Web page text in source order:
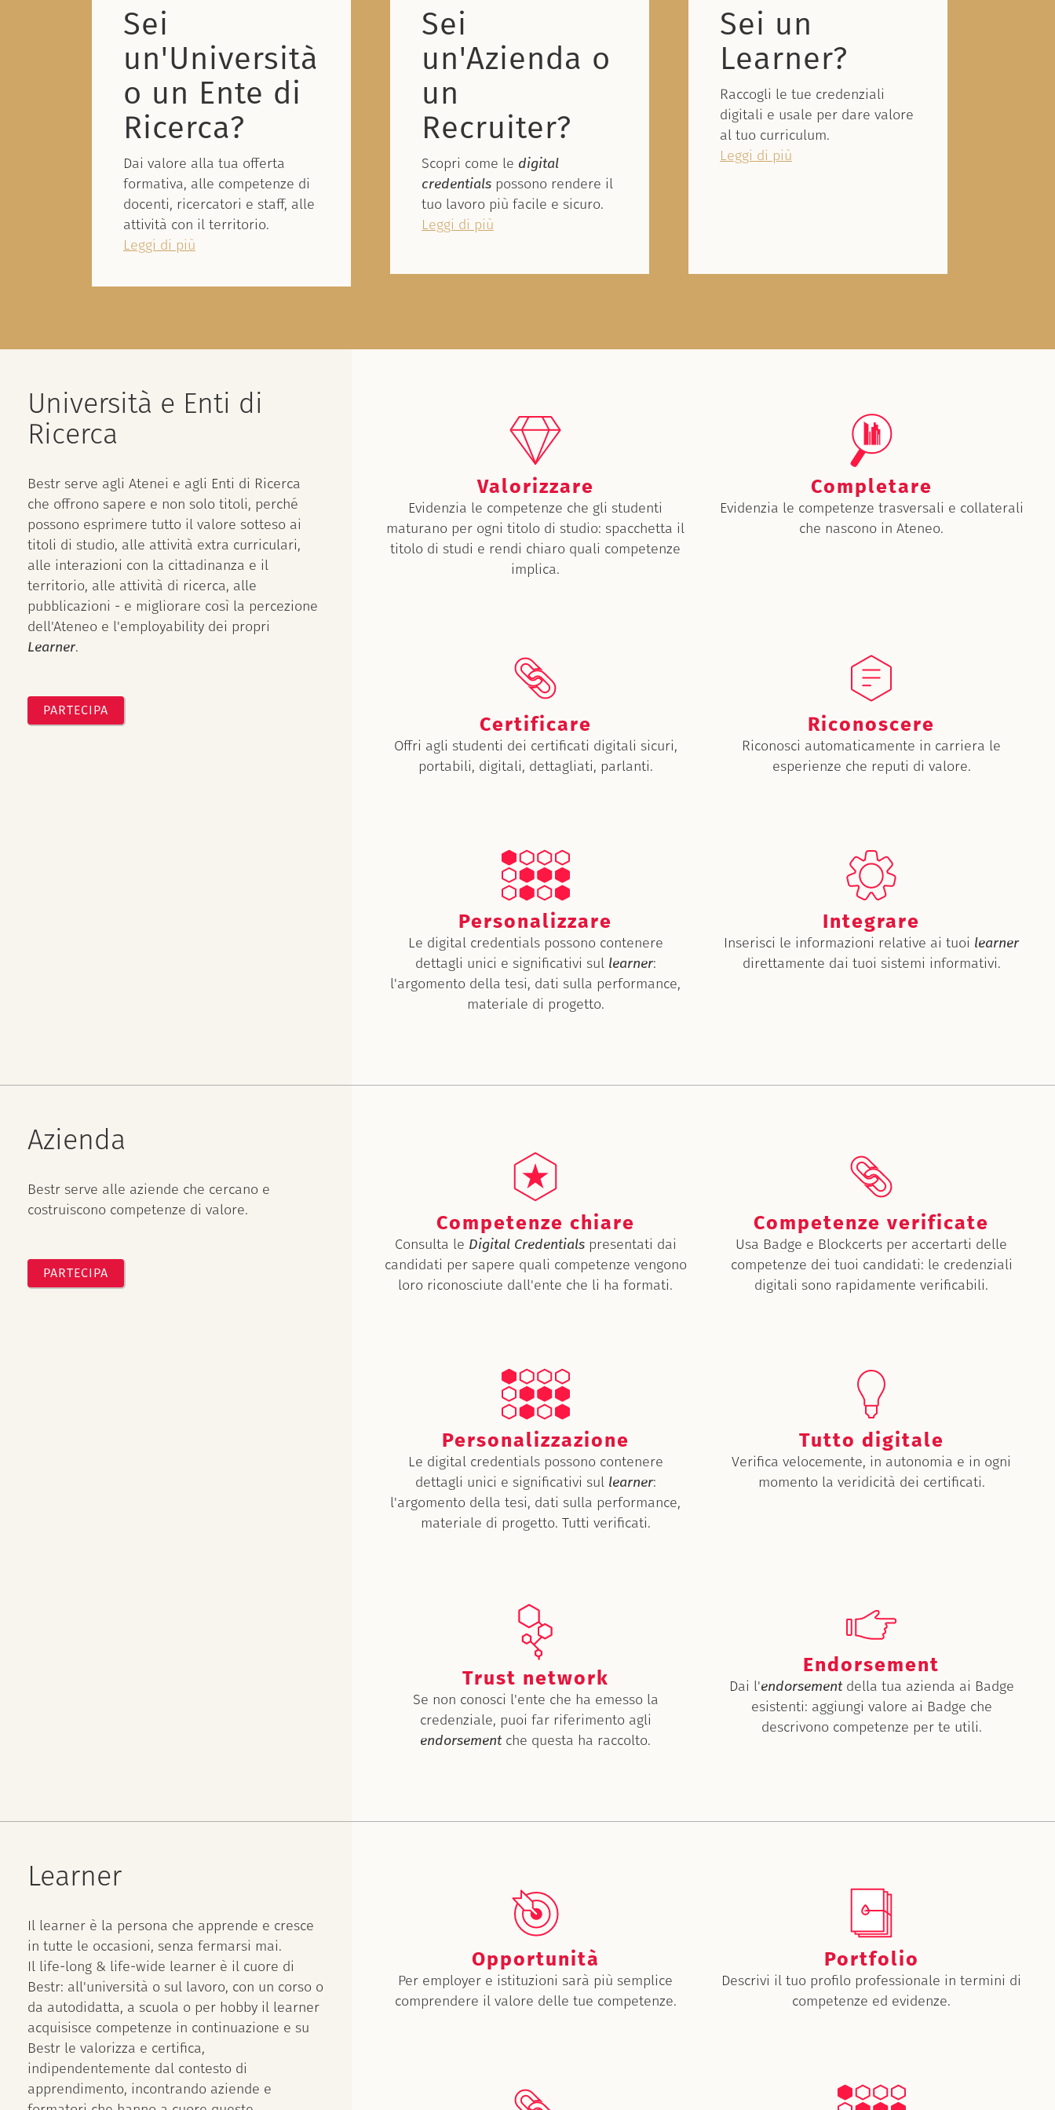
Sei
un'Università
o un Ente di
Ricerca?
Dai valore alla tua offerta
formativa, alle competenze di
docenti, ricercatori e staff, alle
attività con il territorio.
Leggi di più
Sei
un'Azienda o
un
Recruiter?
Scopri come le digital
credentials possono rendere il
tuo lavoro più facile e sicuro.
Leggi di più
Sei un
Learner?
Raccogli le tue credenziali
digitali e usale per dare valore
al tuo curriculum.
Leggi di più
Università e Enti di
Ricerca
Bestr serve agli Atenei e agli Enti di Ricerca
che offrono sapere e non solo titoli, perché
possono esprimere tutto il valore sotteso ai
titoli di studio, alle attività extra curriculari,
alle interazioni con la cittadinanza e il
territorio, alle attività di ricerca, alle
pubblicazioni - e migliorare così la percezione
dell'Ateneo e l'employability dei propri
Learner.
PARTECIPA
Valorizzare
Evidenzia le competenze che gli studenti
maturano per ogni titolo di studio: spacchetta il
titolo di studi e rendi chiaro quali competenze
implica.
Completare
Evidenzia le competenze trasversali e collaterali
che nascono in Ateneo.
Certificare
Offri agli studenti dei certificati digitali sicuri,
portabili, digitali, dettagliati, parlanti.
Riconoscere
Riconosci automaticamente in carriera le
esperienze che reputi di valore.
Personalizzare
Le digital credentials possono contenere
dettagli unici e significativi sul learner:
l'argomento della tesi, dati sulla performance,
materiale di progetto.
Integrare
Inserisci le informazioni relative ai tuoi learner
direttamente dai tuoi sistemi informativi.
Azienda
Bestr serve alle aziende che cercano e
costruiscono competenze di valore.
PARTECIPA
Competenze chiare
Consulta le Digital Credentialspresentati dai
candidati per sapere quali competenze vengono
loro riconosciute dall'ente che li ha formati.
Competenze verificate
Usa Badge e Blockcerts per accertarti delle
competenze dei tuoi candidati: le credenziali
digitali sono rapidamente verificabili.
Personalizzazione
Le digital credentials possono contenere
dettagli unici e significativi sul learner:
l'argomento della tesi, dati sulla performance,
materiale di progetto. Tutti verificati.
Tutto digitale
Verifica velocemente, in autonomia e in ogni
momento la veridicità dei certificati.
Trust network
Se non conosci l'ente che ha emesso la
credenziale, puoi far riferimento agli
endorsementche questa ha raccolto.
Endorsement
Dai l'endorsementdella tua azienda ai Badge
esistenti: aggiungi valore ai Badge che
descrivono competenze per te utili.
Learner
Il learner è la persona che apprende e cresce
in tutte le occasioni, senza fermarsi mai.
Il life-long & life-wide learner è il cuore di
Bestr: all'università o sul lavoro, con un corso o
da autodidatta, a scuola o per hobby il learner
acquisisce competenze in continuazione e su
Bestr le valorizza e certifica,
indipendentemente dal contesto di
apprendimento, incontrando aziende e
Opportunità
Per employer e istituzioni sarà più semplice
comprendere il valore delle tue competenze.
Portfolio
Descrivi il tuo profilo professionale in termini di
competenze ed evidenze.